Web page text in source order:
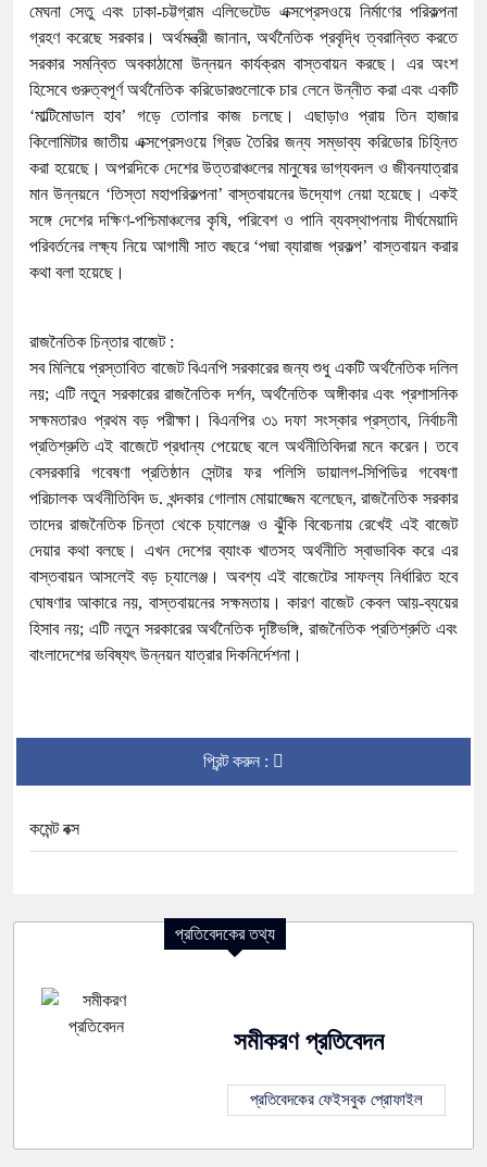
মেঘনা সেতু এবং ঢাকা-চট্টগ্রাম এলিভেটেড এক্সপ্রেসওয়ে নির্মাণের পরিকল্পনা
গ্রহণ করেছে সরকার। অর্থমন্ত্রী জানান, অর্থনৈতিক প্রবৃদ্ধি ত্বরান্বিত করতে
সরকার সমন্বিত অবকাঠামো উন্নয়ন কার্যক্রম বাস্তবায়ন করছে। এর অংশ
হিসেবে গুরুত্বপূর্ণ অর্থনৈতিক করিডোরগুলোকে চার লেনে উন্নীত করা এবং একটি
‘মাল্টিমোডাল হাব’ গড়ে তোলার কাজ চলছে। এছাড়াও প্রায় তিন হাজার
কিলোমিটার জাতীয় এক্সপ্রেসওয়ে গ্রিড তৈরির জন্য সম্ভাব্য করিডোর চিহ্নিত
করা হয়েছে। অপরদিকে দেশের উত্তরাঞ্চলের মানুষের ভাগ্যবদল ও জীবনযাত্রার
মান উন্নয়নে ‘তিস্তা মহাপরিকল্পনা’ বাস্তবায়নের উদ্যোগ নেয়া হয়েছে। একই
সঙ্গে দেশের দক্ষিণ-পশ্চিমাঞ্চলের কৃষি, পরিবেশ ও পানি ব্যবস্থাপনায় দীর্ঘমেয়াদি
পরিবর্তনের লক্ষ্য নিয়ে আগামী সাত বছরে ‘পদ্মা ব্যারাজ প্রকল্প’ বাস্তবায়ন করার
কথা বলা হয়েছে।
রাজনৈতিক চিন্তার বাজেট :
সব মিলিয়ে প্রস্তাবিত বাজেট বিএনপি সরকারের জন্য শুধু একটি অর্থনৈতিক দলিল
নয়; এটি নতুন সরকারের রাজনৈতিক দর্শন, অর্থনৈতিক অঙ্গীকার এবং প্রশাসনিক
সক্ষমতারও প্রথম বড় পরীক্ষা। বিএনপির ৩১ দফা সংস্কার প্রস্তাব, নির্বাচনী
প্রতিশ্রুতি এই বাজেটে প্রধান্য পেয়েছে বলে অর্থনীতিবিদরা মনে করেন। তবে
বেসরকারি গবেষণা প্রতিষ্ঠান সেন্টার ফর পলিসি ডায়ালগ-সিপিডির গবেষণা
পরিচালক অর্থনীতিবিদ ড. খন্দকার গোলাম মোয়াজ্জেম বলেছেন, রাজনৈতিক সরকার
তাদের রাজনৈতিক চিন্তা থেকে চ্যালেঞ্জ ও ঝুঁকি বিবেচনায় রেখেই এই বাজেট
দেয়ার কথা বলছে। এখন দেশের ব্যাংক খাতসহ অর্থনীতি স্বাভাবিক করে এর
বাস্তবায়ন আসলেই বড় চ্যালেঞ্জ। অবশ্য এই বাজেটের সাফল্য নির্ধারিত হবে
ঘোষণার আকারে নয়, বাস্তবায়নের সক্ষমতায়। কারণ বাজেট কেবল আয়-ব্যয়ের
হিসাব নয়; এটি নতুন সরকারের অর্থনৈতিক দৃষ্টিভঙ্গি, রাজনৈতিক প্রতিশ্রুতি এবং
বাংলাদেশের ভবিষ্যৎ উন্নয়ন যাত্রার দিকনির্দেশনা।
প্রিন্ট করুন :
কমেন্ট বক্স
প্রতিবেদকের তথ্য
সমীকরণ প্রতিবেদন
প্রতিবেদকের ফেইসবুক প্রোফাইল